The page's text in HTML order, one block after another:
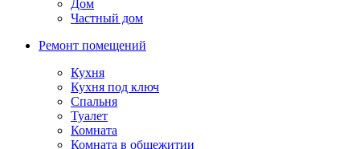
Дом
Частный дом
Ремонт помещений
Кухня
Кухня под ключ
Спальня
Туалет
Комната
Комната в общежитии